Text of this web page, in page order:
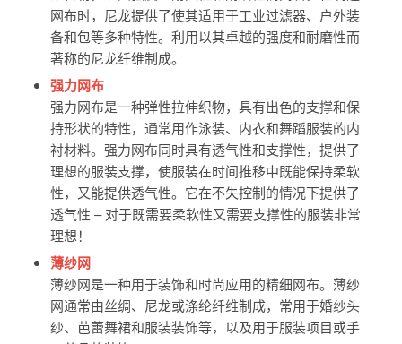
网布时，尼龙提供了使其适用于工业过滤器、户外装
备和包等多种特性。利用以其卓越的强度和耐磨性而
著称的尼龙纤维制成。
强力网布
强力网布是一种弹性拉伸织物，具有出色的支撑和保
持形状的特性，通常用作泳装、内衣和舞蹈服装的内
衬材料。强力网布同时具有透气性和支撑性，提供了
理想的服装支撑，使服装在时间推移中既能保持柔软
性，又能提供透气性。它在不失控制的情况下提供了
透气性 – 对于既需要柔软性又需要支撑性的服装非常
理想！
薄纱网
薄纱网是一种用于装饰和时尚应用的精细网布。薄纱
网通常由丝绸、尼龙或涤纶纤维制成，常用于婚纱头
纱、芭蕾舞裙和服装装饰等，以及用于服装项目或手